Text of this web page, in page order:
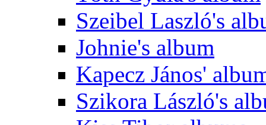
Szeibel Laszló's
Johnie's album
Kapecz János'
Szikora László's